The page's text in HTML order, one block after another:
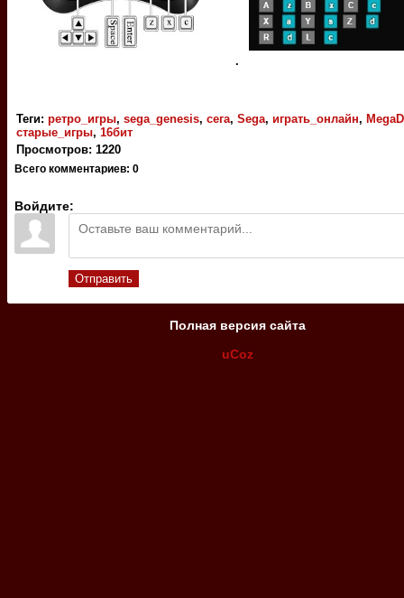
.
Теги: ретро_игры, sega_genesis, сега, Sega, играть_онлайн,
старые_игры, 16бит
Просмотров: 1220
Всего комментариев: 0
Войдите:
Отправить
Полная версия сайта
uCoz